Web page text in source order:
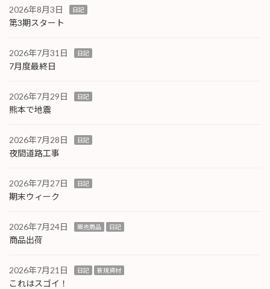
2026年8月3日 日記
第3期スタート
2026年7月31日 日記
7月度最終日
2026年7月29日 日記
熊本で地震
2026年7月28日 日記
夜間道路工事
2026年7月27日 日記
期末ウィーク
2026年7月24日 販売商品 日記
商品出荷
2026年7月21日 日記 新規資材
これはスゴイ！